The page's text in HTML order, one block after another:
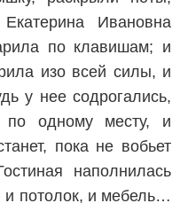
Ивановна
по клавишам; и
изо всей силы, и
у нее содрогались,
одному месту, и
пока не вобьет
наполнилась
и потолок, и мебель…